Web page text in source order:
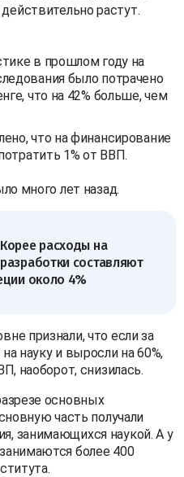
растут.
в прошлом году на
было потрачено
что на 42% больше, чем
что на финансирование
1% от ВВП.
много лет назад.
расходы на
составляют
около 4%
признали, что если за
науку и выросли на 60%,
наоборот, снизилась.
основных
часть получали
занимающихся наукой. А у
более 400